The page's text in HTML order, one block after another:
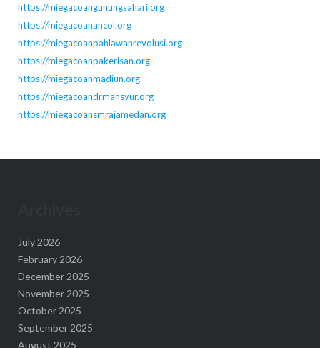
https://miegacoangunungsahari.org
https://miegacoanancol.org
https://miegacoanpahlawanrevolusi.org
https://miegacoanpakerisan.org
https://miegacoanmadiun.org
https://miegacoandrmansyur.org
https://miegacoansmrajamedan.org
July 2026
February 2026
December 2025
November 2025
October 2025
September 2025
August 2025